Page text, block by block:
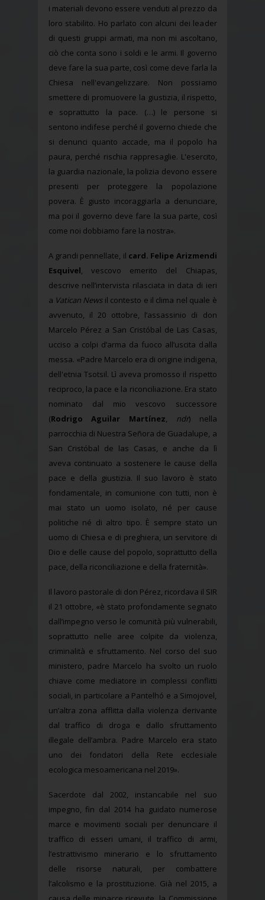
i materiali devono essere venduti al prezzo da
loro stabilito. Ho parlato con alcuni dei leader
di questi gruppi armati, ma non mi ascoltano,
ciò che conta sono i soldi e le armi. Il governo
deve fare la sua parte, così come deve farla la
Chiesa nell'evangelizzare. Non possiamo
smettere di promuovere la giustizia, il rispetto,
e soprattutto la pace. (…) le persone si
sentono indifese perché il governo chiede che
si denunci quanto accade, ma il popolo ha
paura, perché rischia rappresaglie. L'esercito,
la guardia nazionale, la polizia devono essere
presenti per proteggere la popolazione
povera. È giusto incoraggiarla a denunciare,
ma poi il governo deve fare la sua parte, così
come noi dobbiamo fare la nostra».
A grandi pennellate, il card. Felipe Arizmendi
Esquivel, vescovo emerito del Chiapas,
descrive nell’intervista rilasciata in data di ieri
a Vatican Newsil contesto e il clima nel quale è
avvenuto, il 20 ottobre, l’assassinio di don
Marcelo Pérez a San Cristóbal de Las Casas,
ucciso a colpi d’arma da fuoco all’uscita dalla
messa. «Padre Marcelo era di origine indigena,
dell'etnia Tsotsil. Lì aveva promosso il rispetto
reciproco, la pace e la riconciliazione. Era stato
nominato dal mio vescovo successore
(Rodrigo Aguilar Martínez, ndr) nella
parrocchia di Nuestra Señora de Guadalupe, a
San Cristóbal de las Casas, e anche da lì
aveva continuato a sostenere le cause della
pace e della giustizia. Il suo lavoro è stato
fondamentale, in comunione con tutti, non è
mai stato un uomo isolato, né per cause
politiche né di altro tipo. È sempre stato un
uomo di Chiesa e di preghiera, un servitore di
Dio e delle cause del popolo, soprattutto della
pace, della riconciliazione e della fraternità».
Il lavoro pastorale di don Pérez, ricordava il SIR
il 21 ottobre, «è stato profondamente segnato
dall’impegno verso le comunità più vulnerabili,
soprattutto nelle aree colpite da violenza,
criminalità e sfruttamento. Nel corso del suo
ministero, padre Marcelo ha svolto un ruolo
chiave come mediatore in complessi conflitti
sociali, in particolare a Pantelhó e a Simojovel,
un’altra zona afflitta dalla violenza derivante
dal traffico di droga e dallo sfruttamento
illegale dell’ambra. Padre Marcelo era stato
uno dei fondatori della Rete ecclesiale
ecologica mesoamericana nel 2019».
Sacerdote dal 2002, instancabile nel suo
impegno, fin dal 2014 ha guidato numerose
marce e movimenti sociali per denunciare il
traffico di esseri umani, il traffico di armi,
l’estrattivismo minerario e lo sfruttamento
delle risorse naturali, per combattere
l’alcolismo e la prostituzione. Già nel 2015, a